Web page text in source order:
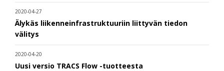
2020-04-27
Älykäs liikenneinfrastruktuuriin liittyvän tiedon
välitys
2020-04-20
Uusi versio TRACS Flow -tuotteesta